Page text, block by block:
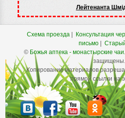
Лейтенанта
Схема проезда| Консультация
письмо|
© Божья аптека - монастырские чаи.
защищены.
Копирование материалов
прямой ссылки на